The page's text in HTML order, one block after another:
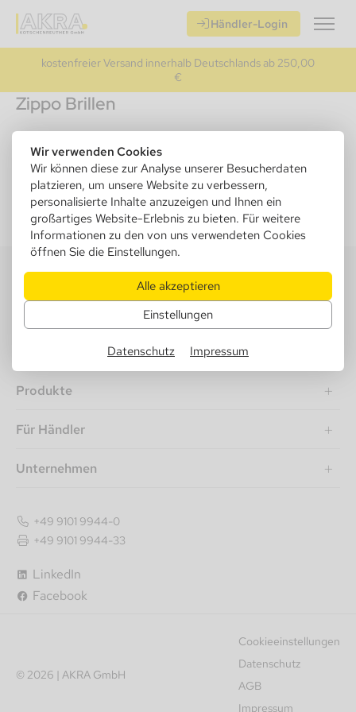
Wir verwenden Cookies
Wir können diese zur Analyse unserer Besucherdaten
platzieren, um unsere Website zu verbessern,
personalisierte Inhalte anzuzeigen und Ihnen ein
großartiges Website-Erlebnis zu bieten. Für weitere
Informationen zu den von uns verwendeten Cookies
öffnen Sie die Einstellungen.
Alle akzeptieren
Einstellungen
Datenschutz Impressum
Händler-Login
kostenfreier Versand innerhalb Deutschlands ab 250,00
€
Zippo Brillen
Artikelbezeichnung
Preis aufsteigend
AKRA Kotschenreuther GmbH
Mühlsteig 13
Produkte
Für Händler
Unternehmen
LinkedIn
Facebook
+49 9101 9944-0
+49 9101 9944-33
© 2026 | AKRA GmbH
Cookieeinstellungen
Datenschutz
AGB
Impressum